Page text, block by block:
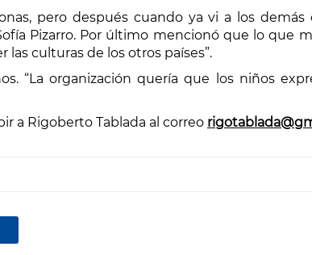
pero después cuando ya vi a los demás
Pizarro. Por último mencionó que lo que
culturas de los otros países”.
“La organización quería que los niños
a Rigoberto Tablada al correo